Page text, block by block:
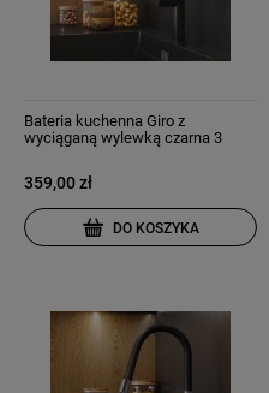
Bateria kuchenna Giro z
wyciąganą wylewką czarna 3
359,00 zł
DO KOSZYKA